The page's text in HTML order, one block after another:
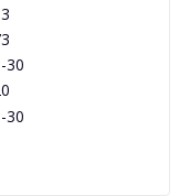
30
30